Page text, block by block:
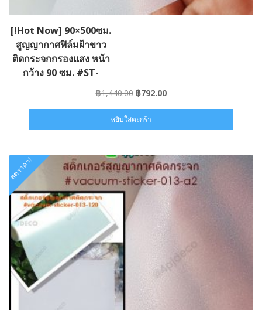
[!Hot Now] 90×500ซม.
สูญญากาศฟิล์มฝ้าขาว
ติดกระจกกรองแสง หน้า
กว้าง 90 ซม. #ST-
฿1,440.00 Original
was:
฿1,440.00.
฿792.00Current
฿792.00.
หยิบใส่ตะกร้า
ลดราคา!